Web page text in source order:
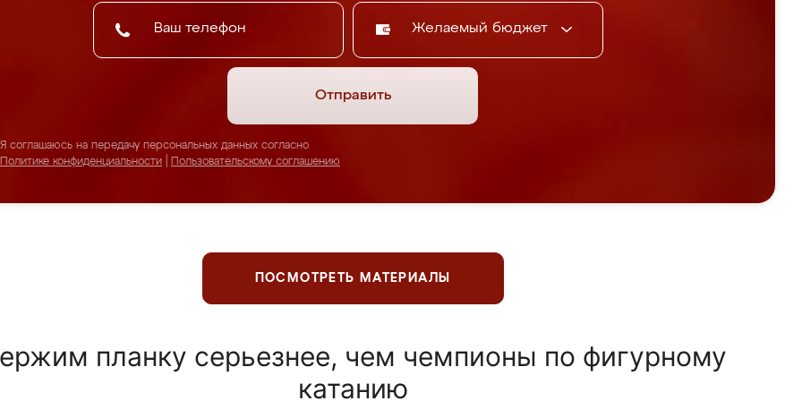
Желаемый бюджет
Отправить
Я соглашаюсь на передачу персональных данных согласно
Политике конфиденциальности
Пользовательскому соглашению
ПОСМОТРЕТЬ МАТЕРИАЛЫ
планку серьезнее, чем чемпионы по фигурному
катанию